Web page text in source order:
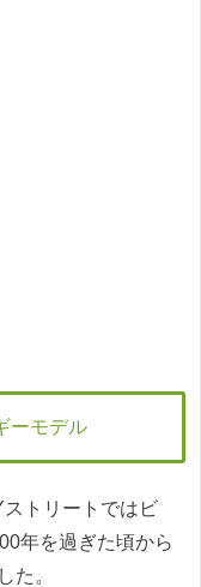
ーモデル
トリートではビ
年を過ぎた頃から
た。